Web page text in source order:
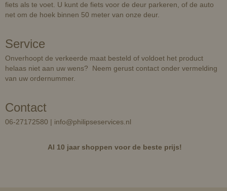
fiets als te voet. U kunt de fiets voor de deur parkeren, of de auto
net om de hoek binnen 50 meter van onze deur.
Service
Onverhoopt de verkeerde maat besteld of voldoet het product
helaas niet aan uw wens? Neem gerust contact onder vermelding
van uw ordernummer.
Contact
06-27172580 | info@philipseservices.nl
Al 10 jaar shoppen voor de beste prijs!